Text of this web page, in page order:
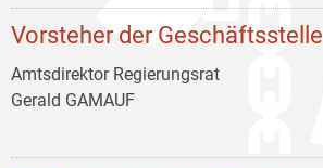
Vorsteher der Geschäftsstelle
Amtsdirektor Regierungsrat
Gerald GAMAUF